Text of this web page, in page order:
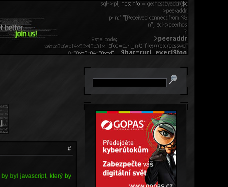
#
byl javascript, který by